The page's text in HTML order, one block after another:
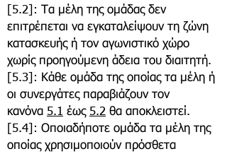
[5.2]: Τα μέλη της ομάδας δεν
επιτρέπεται να εγκαταλείψουν τη ζώνη
κατασκευής ή τον αγωνιστικό χώρο
χωρίς προηγούμενη άδεια του διαιτητή.
[5.3]: Κάθε ομάδα της οποίας τα μέλη ή
οι συνεργάτες παραβιάζουν τον
κανόνα 5.1 έως 5.2 θα αποκλειστεί.
[5.4]: Οποιαδήποτε ομάδα τα μέλη της
οποίας χρησιμοποιούν πρόσθετα